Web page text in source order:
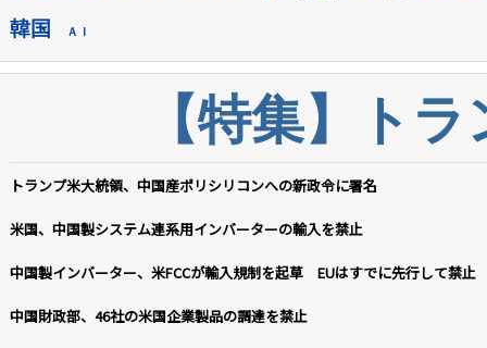
韓国 ＡＩ
【特集】ト
トランプ米大統領、中国産ポリシリコンへの新政令に署名
米国、中国製システム連系用インバーターの輸入を禁止
中国製インバーター、米FCCが輸入規制を起草 EUはすでに先行して禁止
中国財政部、46社の米国企業製品の調達を禁止